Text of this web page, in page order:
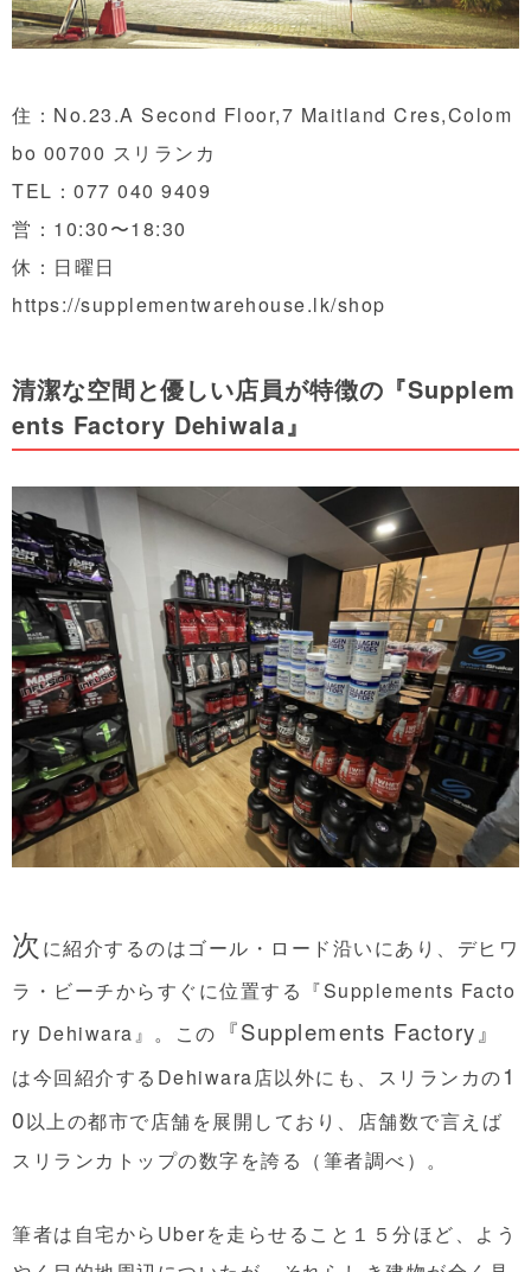
住：No.23.A Second Floor,7 Maitland Cres,Colom
bo 00700 スリランカ
TEL： 077 040 9409
営：10:30〜18:30
休：日曜日
https://supplementwarehouse.lk/shop
清潔な空間と優しい店員が特徴の『Supplem
ents Factory Dehiwala』
次 に紹介するのはゴール・ロード沿いにあり、デヒワ
ラ・ビーチからすぐに位置する『Supplements Facto
ry Dehiwara』。この 『Supplements Factory』
は今回紹介するDehiwara店以外にも、スリランカの1
0以上の都市で店舗を展開しており、店舗数で言えば
スリランカトップの数字を誇る（筆者調べ）。
筆者は自宅からUberを走らせること１５分ほど、よう